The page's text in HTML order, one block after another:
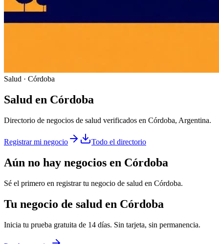
Salud · Córdoba
Salud en Córdoba
Directorio de negocios de salud verificados en Córdoba, Argentina.
Registrar mi negocio Todo el directorio
Aún no hay negocios en Córdoba
Sé el primero en registrar tu negocio de salud en Córdoba.
Tu negocio de salud en Córdoba
Inicia tu prueba gratuita de 14 días. Sin tarjeta, sin permanencia.